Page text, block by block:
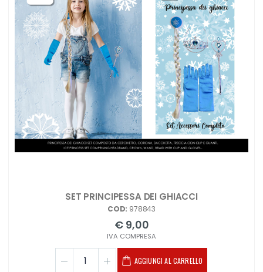
SET PRINCIPESSA DEI GHIACCI
COD: 978843
€ 9,00
IVA COMPRESA
AGGIUNGI AL CARRELLO